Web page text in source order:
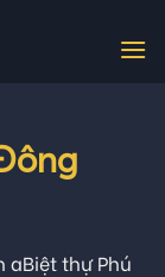
aBiệt thự Phú